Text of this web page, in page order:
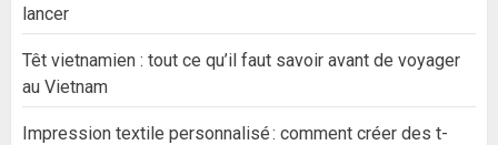
lancer
Têt vietnamien : tout ce qu’il faut savoir avant de voyager
au Vietnam
Impression textile personnalisé : comment créer des t-